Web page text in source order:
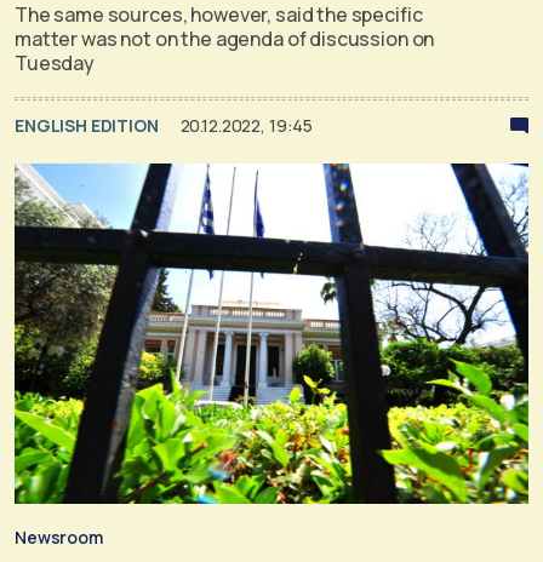
The same sources, however, said the specific
matter was not on the agenda of discussion on
Tuesday
ENGLISH EDITION 20.12.2022, 19:45
Newsroom